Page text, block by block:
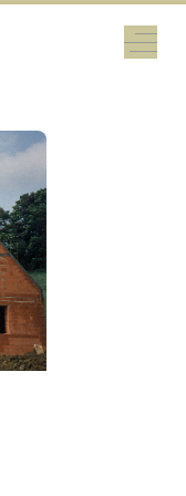
Off-